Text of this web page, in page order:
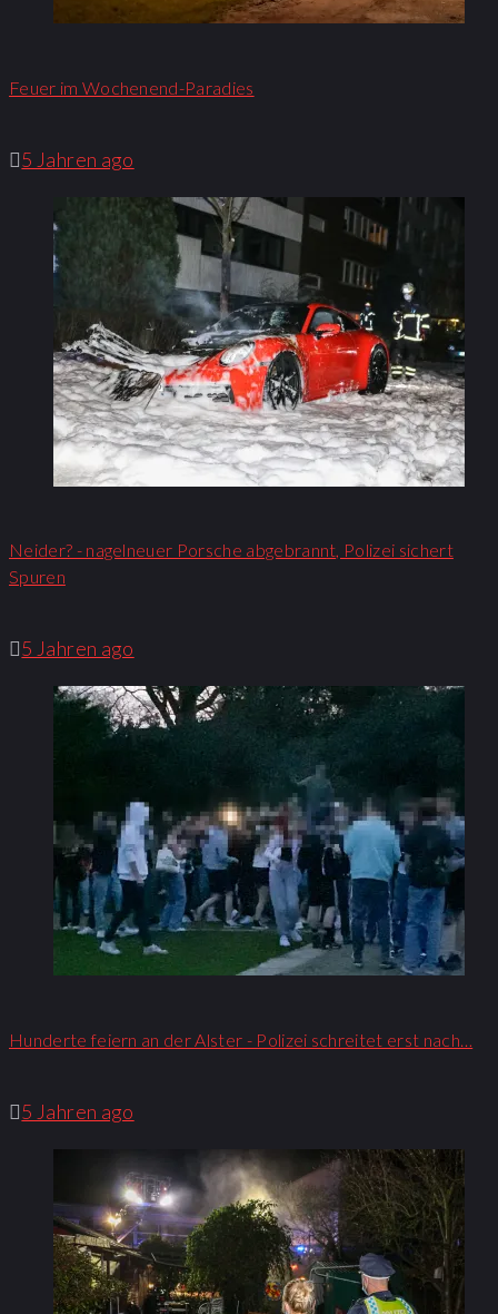
Feuer im Wochenend-Paradies
5 Jahren ago
Neider? - nagelneuer Porsche abgebrannt, Polizei sichert
Spuren
5 Jahren ago
Hunderte feiern an der Alster - Polizei schreitet erst nach…
5 Jahren ago